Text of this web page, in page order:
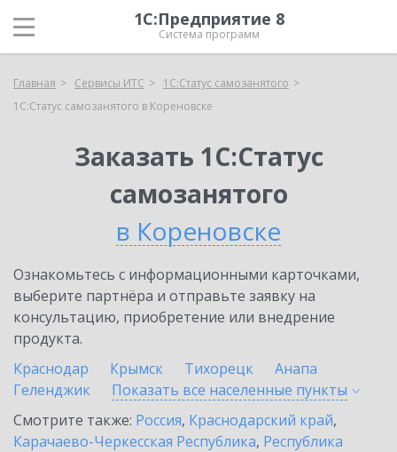
1С:Предприятие 8
Система программ
Главная Сервисы ИТС
1С:Статус самозанятого
1С:Статус самозанятого в Кореновске
Заказать 1С:Статус
самозанятого
в Кореновске
Ознакомьтесь с информационными карточками,
выберите партнёра и отправьте заявку на
консультацию, приобретение или внедрение
продукта.
Краснодар
Крымск Тихорецк
Анапа
Геленджик
Показать все населенные пункты
Смотрите также: Россия, Краснодарский край,
Карачаево-Черкесская Республика, Республика